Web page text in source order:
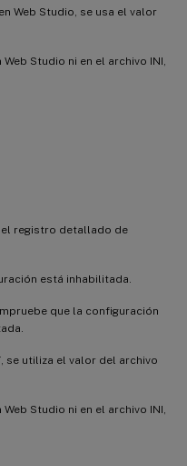
Web Studio, se usa el valor
Studio ni en el archivo INI,
registro detallado de
está inhabilitada.
que la configuración
se utiliza el valor del archivo
Studio ni en el archivo INI,